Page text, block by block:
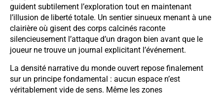
guident subtilement l’exploration tout en maintenant
l’illusion de liberté totale. Un sentier sinueux menant à une
clairière où gisent des corps calcinés raconte
silencieusement l’attaque d’un dragon bien avant que le
joueur ne trouve un journal explicitant l’événement.
La densité narrative du monde ouvert repose finalement
sur un principe fondamental : aucun espace n’est
véritablement vide de sens. Même les zones